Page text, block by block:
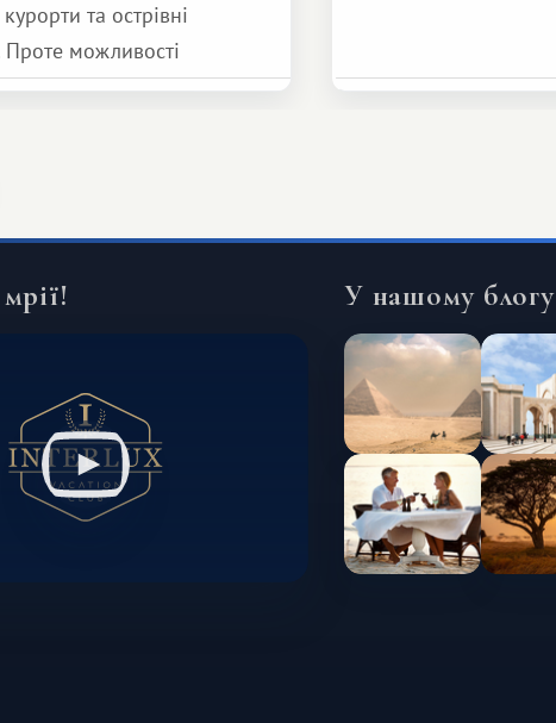
та острівні
можливості
значно ширші.
подарувати зовсім
подорожі.
У нашому блогу